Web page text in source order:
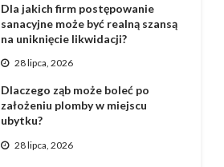
Dla jakich firm postępowanie
sanacyjne może być realną szansą
na uniknięcie likwidacji?
28 lipca, 2026
Dlaczego ząb może boleć po
założeniu plomby w miejscu
ubytku?
28 lipca, 2026